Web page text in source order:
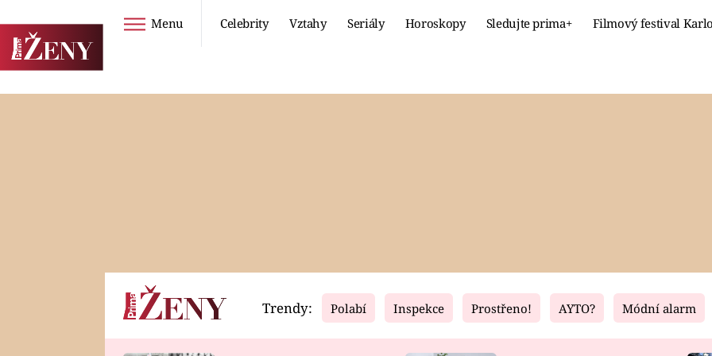
Menu Celebrity Vztahy Seriály Horoskopy Sledujte prima+ Filmový festival
Horoskopy Video Fresh Living
Trendy: Polabí Inspekce Prostřeno! AYTO? Módní alarm